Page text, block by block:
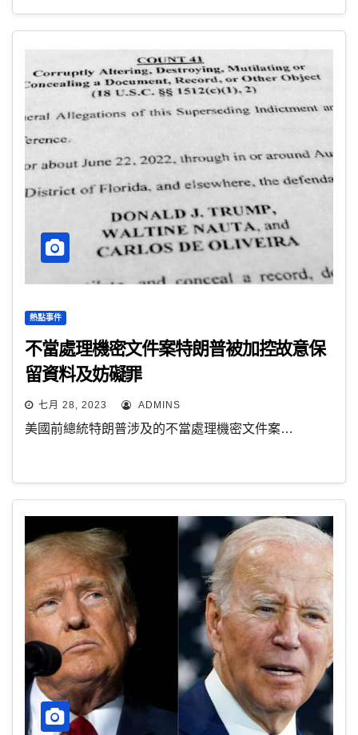
熱點事件
不當處理機密文件案特朗普被加控故意保
留資料及妨礙罪
七月 28, 2023 ADMINS
美國前總統特朗普涉及的不當處理機密文件案…